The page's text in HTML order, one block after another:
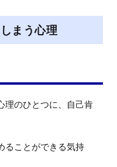
まう心理
理のひとつに、自己肯
ることができる気持